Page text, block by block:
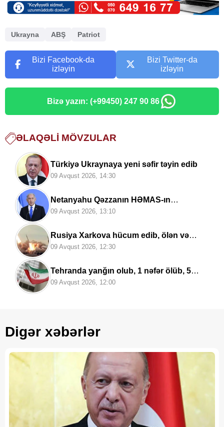
Ukrayna ABŞ Patriot
Bizi Facebook-da
izləyin
Bizi Twitter-da
izləyin
Bizə yazın: (+99450) 247 90 86
ƏLAQƏLI MÖVZULAR
Türkiyə Ukraynaya yeni səfir təyin edib
09 Avqust 2026, 14:30
Netanyahu Qəzzanın HƏMAS-ın
nəzarətində olmayan hissəsində
yenidənqurma işlərini təsdiqləyib
09 Avqust 2026, 13:10
Rusiya Xarkova hücum edib, ölən və
yaralananlar var
09 Avqust 2026, 12:30
Tehranda yanğın olub, 1 nəfər ölüb, 5
nəfər yaralanıb
09 Avqust 2026, 12:00
Digər xəbərlər